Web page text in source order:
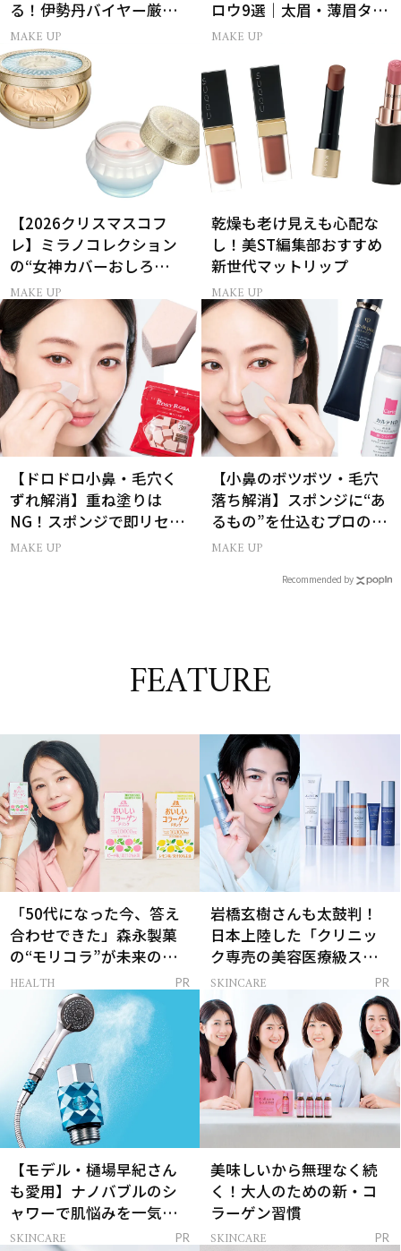
る！伊勢丹バイヤー厳選
フレグランス15選
MAKE UP
ロウ9選｜太眉・薄眉タイ
プ別の描き方
MAKE UP
【2026クリスマスコフ
レ】ミラノコレクション
の“女神カバーおしろ
い”で主役に！
MAKE UP
乾燥も老け見えも心配な
し！美ST編集部おすすめ
新世代マットリップ
MAKE UP
【ドロドロ小鼻・毛穴く
ずれ解消】重ね塗りは
NG！スポンジで即リセッ
トするプロ技
MAKE UP
【小鼻のボツボツ・毛穴
落ち解消】スポンジに“あ
るもの”を仕込むプロの超
簡単メイクテク
MAKE UP
Recommended by
FEATURE
「50代になった今、答え
合わせできた」森永製菓
の“モリコラ”が未来のキ
レイを連れてくる！
HEALTH PR
岩橋玄樹さんも太鼓判！
日本上陸した「クリニッ
ク専売の美容医療級スキ
ンケア」
SKINCARE PR
【モデル・樋場早紀さん
も愛用】ナノバブルのシ
ャワーで肌悩みを一気に
解決
SKINCARE PR
美味しいから無理なく続
く！大人のための新・コ
ラーゲン習慣
SKINCARE PR